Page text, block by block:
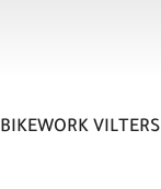
BIKEWORK VILTERS